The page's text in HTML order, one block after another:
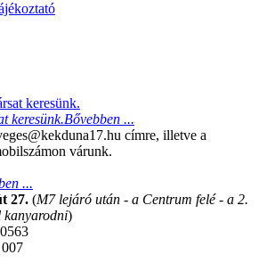
keresünk.Bővebben ...
címre, illetve a
várunk.
...
27. (M7 lejáró után - a Centrum felé - a 2.
kanyarodni)